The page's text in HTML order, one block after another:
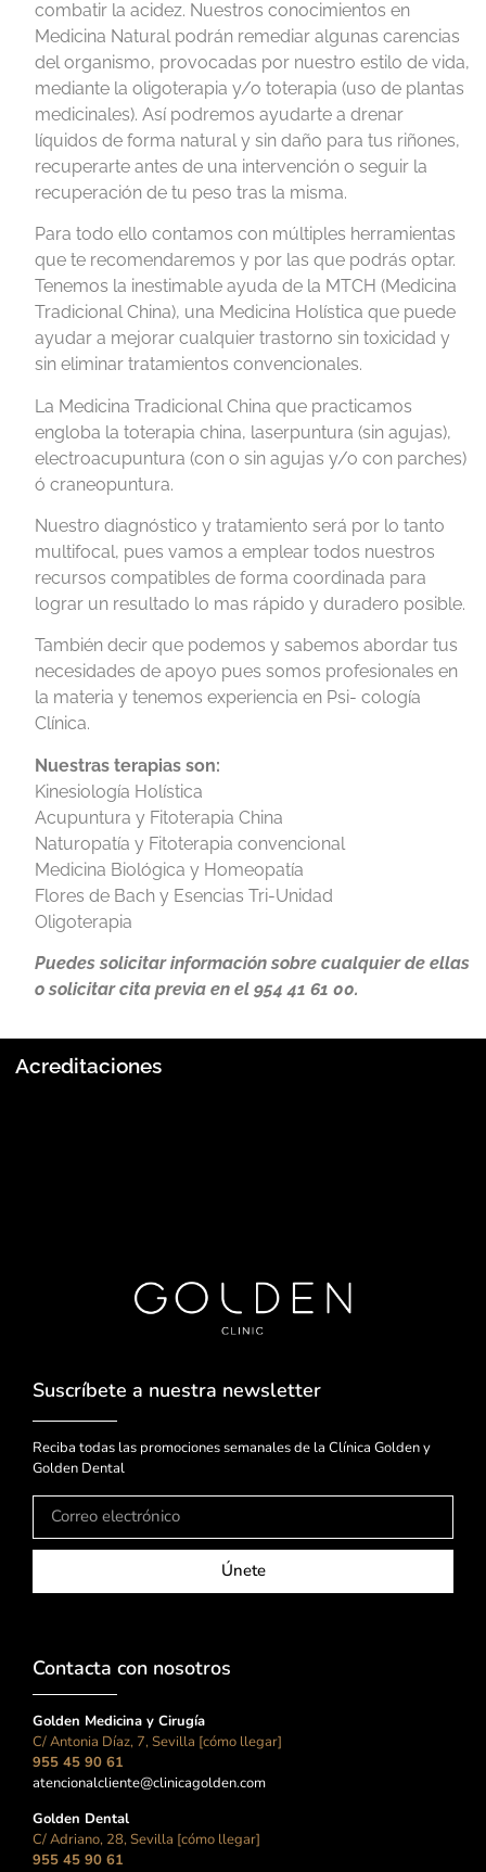
combatir la acidez. Nuestros conocimientos en
Medicina Natural podrán remediar algunas carencias
del organismo, provocadas por nuestro estilo de vida,
mediante la oligoterapia y/o toterapia (uso de plantas
medicinales). Así podremos ayudarte a drenar
líquidos de forma natural y sin daño para tus riñones,
recuperarte antes de una intervención o seguir la
recuperación de tu peso tras la misma.
Para todo ello contamos con múltiples herramientas
que te recomendaremos y por las que podrás optar.
Tenemos la inestimable ayuda de la MTCH (Medicina
Tradicional China), una Medicina Holística que puede
ayudar a mejorar cualquier trastorno sin toxicidad y
sin eliminar tratamientos convencionales.
La Medicina Tradicional China que practicamos
engloba la toterapia china, laserpuntura (sin agujas),
electroacupuntura (con o sin agujas y/o con parches)
ó craneopuntura.
Nuestro diagnóstico y tratamiento será por lo tanto
multifocal, pues vamos a emplear todos nuestros
recursos compatibles de forma coordinada para
lograr un resultado lo mas rápido y duradero posible.
También decir que podemos y sabemos abordar tus
necesidades de apoyo pues somos profesionales en
la materia y tenemos experiencia en Psi- cología
Clínica.
Nuestras terapias son:
Kinesiología Holística
Acupuntura y Fitoterapia China
Naturopatía y Fitoterapia convencional
Medicina Biológica y Homeopatía
Flores de Bach y Esencias Tri-Unidad
Oligoterapia
Puedes solicitar información sobre cualquier de ellas
o solicitar cita previa en el 954 41 61 00.
Acreditaciones
Suscríbete a nuestra newsletter
Reciba todas las promociones semanales de la Clínica Golden y
Golden Dental
Únete
Contacta con nosotros
Golden Medicina y Cirugía
C/ Antonia Díaz, 7, Sevilla [cómo llegar]
955 45 90 61
atencionalcliente@clinicagolden.com
Golden Dental
C/ Adriano, 28, Sevilla [cómo llegar]
955 45 90 61